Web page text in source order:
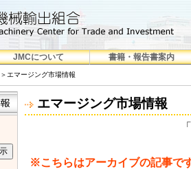
JMCについて 書籍・報告書案内
＞エマージング市場情報
エマージング市場情報
※こちらはアーカイブの記事で